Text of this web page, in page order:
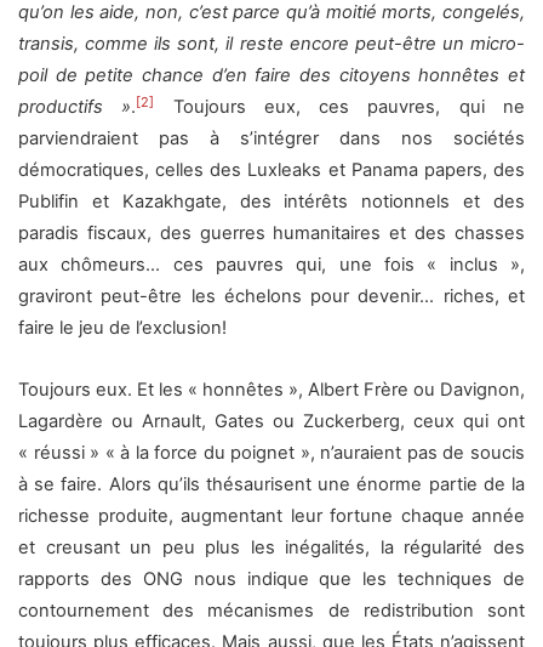
qu’on les aide, non, c’est parce qu’à moitié morts, congelés,
transis, comme ils sont, il reste encore peut-être un micro-
poil de petite chance d’en faire des citoyens honnêtes et
productifs».[2]
Toujours eux, ces pauvres, qui ne
parviendraient pas à s’intégrer dans nos sociétés
démocratiques, celles des Luxleaks et Panama papers, des
Publifin et Kazakhgate, des intérêts notionnels et des
paradis fiscaux, des guerres humanitaires et des chasses
aux chômeurs… ces pauvres qui, une fois « inclus »,
graviront peut-être les échelons pour devenir… riches, et
faire le jeu de l’exclusion!
Toujours eux. Et les « honnêtes », Albert Frère ou Davignon,
Lagardère ou Arnault, Gates ou Zuckerberg, ceux qui ont
« réussi » « à la force du poignet », n’auraient pas de soucis
à se faire. Alors qu’ils thésaurisent une énorme partie de la
richesse produite, augmentant leur fortune chaque année
et creusant un peu plus les inégalités, la régularité des
rapports des ONG nous indique que les techniques de
contournement des mécanismes de redistribution sont
toujours plus efficaces. Mais aussi, que les États n’agissent